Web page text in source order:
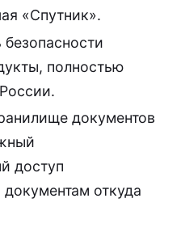
«Спутник».
полностью
документов
доступ
откуда